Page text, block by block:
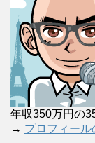
年収350万円の
→ プロフィール